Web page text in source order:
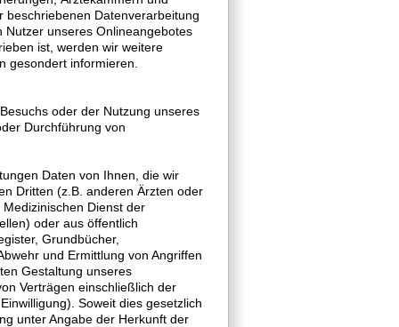
beschriebenen Datenverarbeitung
Nutzer unseres Onlineangebotes
ist, werden wir weitere
gesondert informieren.
oder der Nutzung unseres
Durchführung von
Daten von Ihnen, die wir
Dritten (z.B. anderen Ärzten oder
Dienst der
oder aus öffentlich
Grundbücher,
und Ermittlung von Angriffen
Gestaltung unseres
Verträgen einschließlich der
Soweit dies gesetzlich
unter Angabe der Herkunft der